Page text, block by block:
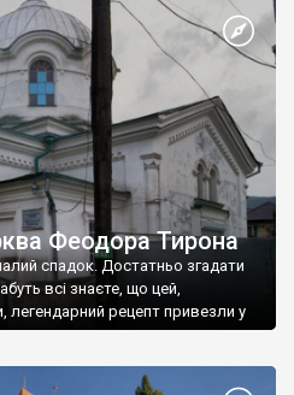
Феодора Тирона
спадок. Достатньо згадати
всі знаєте, що цей,
легендарний рецепт привезли у